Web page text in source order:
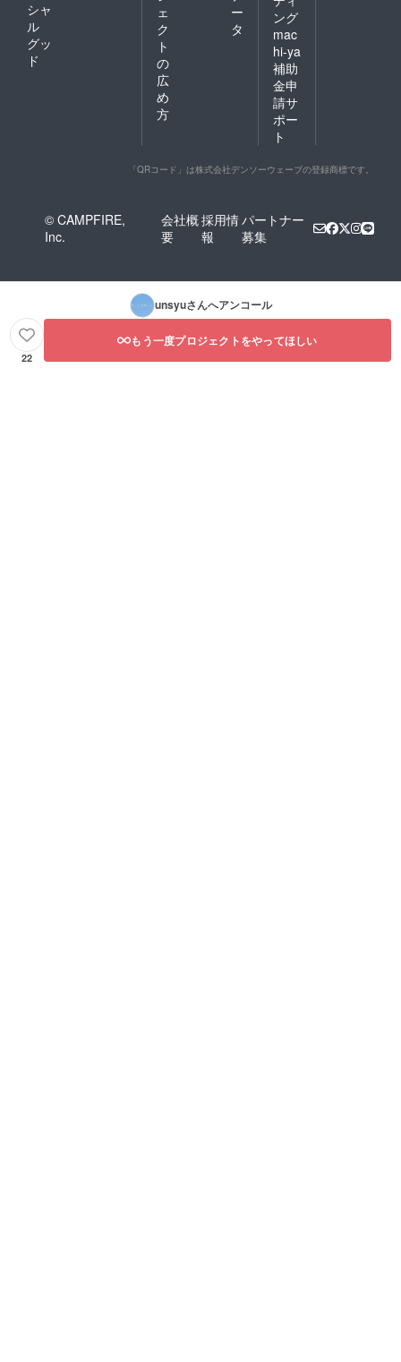
シャ
ル
グッ
ド
ェ
ク
ト
の
広
め
方
ー
タ
ング
mac
hi-ya
補助
金申
請サ
ポー
ト
「QRコード」は株式会社デンソーウェーブの登録商標です。
© CAMPFIRE,
Inc.
会社概
要
採用情
報
パートナー
募集
unsyuさんへアンコール
22
もう一度プロジェクトをやってほしい